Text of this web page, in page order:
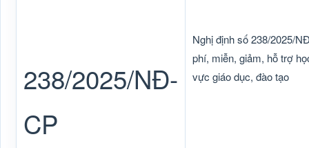
238/2025/NĐ-
CP
Nghị định số 238/2025/
phí, miễn, giảm, hỗ trợ
vực giáo dục, đào tạo